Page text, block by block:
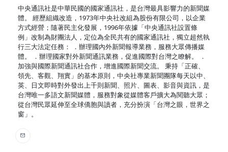
中央通訊社是中華民國的國家通訊社，是台灣最具影響力的新聞媒
體。 經歷組織改造，1973年中央社改組為股份有限公司，以企業
方式經營；隨著民主化發展，1996年依據「中央通訊社設置條
例」改制為財團法人，定位為全民共有的國家通訊社，獨立超然執
行三大法定任務： ．辦理國內外新聞報導業務，服務大眾傳播媒
體。 ．辦理國家對外新聞通訊業務，促進國際對台灣之瞭解。 ．
加強與國際新聞通訊社合作，增進國際新聞交流。 秉持「正確、
領先、客觀、翔實」的基本原則，中央社專業新聞團隊每天以中、
英、日文即時對外發出上千則新聞、照片、圖表、影音與資訊，是
台灣唯一多語文新聞媒體，服務對象從媒體客戶擴大為閱聽大眾；
從台灣民眾延伸至全球僑胞與讀者，充分扮演「台灣之眼，世界之
窗」。